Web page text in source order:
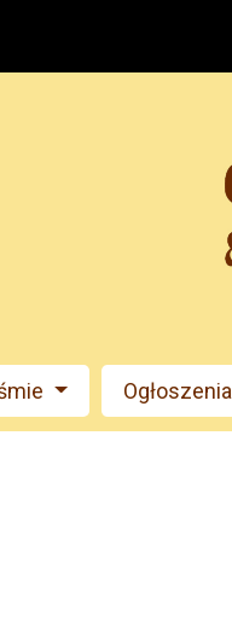
Ogłoszenia